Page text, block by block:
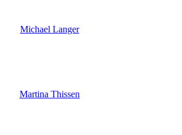
Michael Langer
Martina Thissen